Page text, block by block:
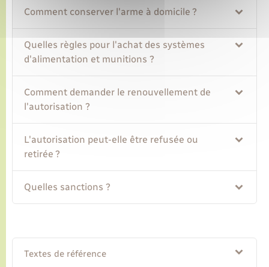
Comment conserver l'arme à domicile ?
Quelles règles pour l'achat des systèmes
d'alimentation et munitions ?
Comment demander le renouvellement de
l'autorisation ?
L'autorisation peut-elle être refusée ou
retirée ?
Quelles sanctions ?
Textes de référence